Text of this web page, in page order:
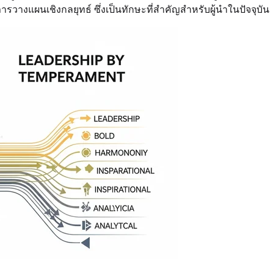
รวางแผนเชิงกลยุทธ์ ซึ่งเป็นทักษะที่สำคัญสำหรับผู้นำในปัจจุบัน